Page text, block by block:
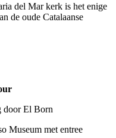
del Mar kerk is het enige
de oude Catalaanse
door El Born
Museum met entree